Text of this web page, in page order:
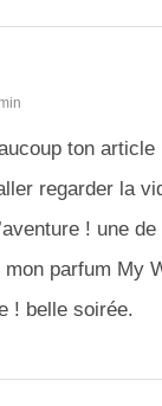
ton
regarder la
! une
mon parfum My
! belle soirée.